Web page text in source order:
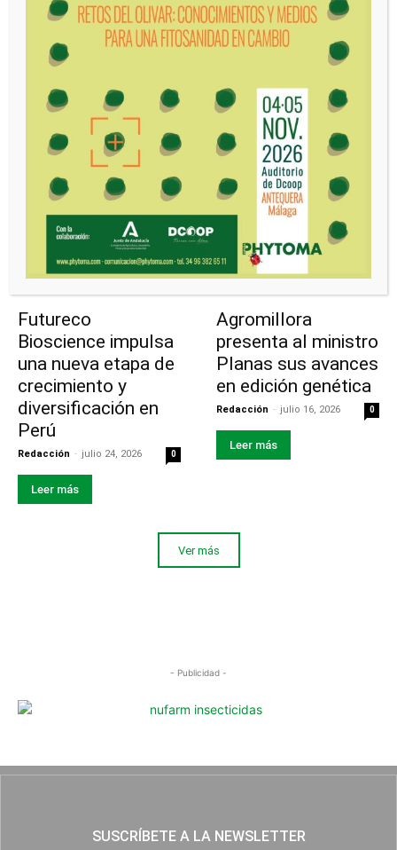
tecnología ayuda a
reducir riesgos y
proporcionar
tranquilidad”
Redacción julio 31, 2026 0
Leer más
en valor las
biosoluciones
frente al elevado
coste de los
fertilizantes
Redacción - julio 30, 2026
Leer más
Futureco
Bioscience impulsa
una nueva etapa de
crecimiento y
diversificación en
Perú
Redacción - julio 24, 2026 0
Leer más
Agromillora
presenta al ministro
Planas sus avances
en edición genética
Redacción - julio 16, 2026 0
Leer más
Ver más
- Publicidad -
SUSCRÍBETE A LA NEWSLETTER